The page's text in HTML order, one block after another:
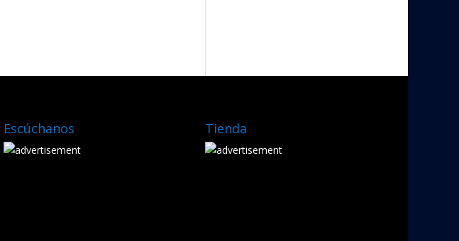
Escúchanos Tienda